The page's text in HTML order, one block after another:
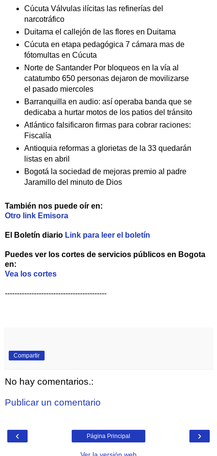
Cúcuta Válvulas ilícitas las refinerías del
narcotráfico
Duitama el callejón de las flores en Duitama
Cúcuta en etapa pedagógica 7 cámara mas de
fótomultas en Cúcuta
Norte de Santander Por bloqueos en la vía al
catatumbo 650 personas dejaron de movilizarse
el pasado miercoles
Barranquilla en audio: así operaba banda que se
dedicaba a hurtar motos de los patios del tránsito
Atlántico falsificaron firmas para cobrar raciones:
Fiscalía
Antioquia reformas a glorietas de la 33 quedarán
listas en abril
Bogotá la sociedad de mejoras premio al padre
Jaramillo del minuto de Dios
También nos puede oír en:
Otro link Emisora
El Boletín diario Link para leer el boletín
Puedes ver los cortes de servicios públicos en Bogota
en:
Vea los cortes
------------------------------------------
Compartir
No hay comentarios.:
Publicar un comentario
‹ ›
Página Principal
Ver la versión web